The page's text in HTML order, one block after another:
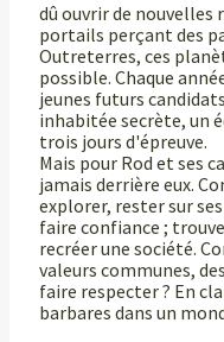
dû ouvrir de nouvelles
portails perçant des
Outreterres, ces
possible. Chaque
jeunes futurs
inhabitée secrète, un
trois jours d'épreuve.
Mais pour Rod et ses
jamais derrière eux.
explorer, rester sur
faire confiance ;
recréer une société.
valeurs communes,
faire respecter ? En
barbares dans un